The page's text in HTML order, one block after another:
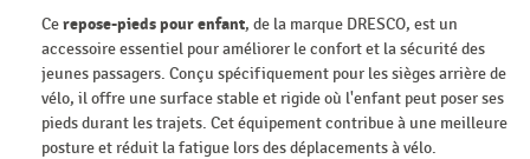
Cerepose-pieds pour enfant, de la marque DRESCO, est un
accessoire essentiel pour améliorer le confort et la sécurité des
jeunes passagers. Conçu spécifiquement pour les sièges arrière de
vélo, il offre une surface stable et rigide où l'enfant peut poser ses
pieds durant les trajets. Cet équipement contribue à une meilleure
posture et réduit la fatigue lors des déplacements à vélo.